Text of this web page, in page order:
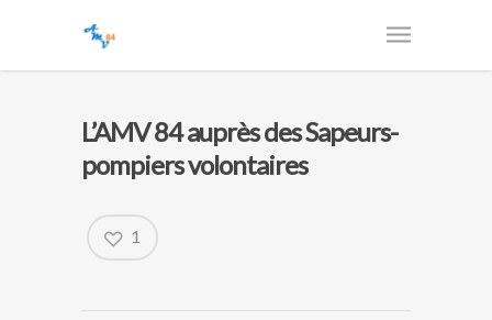
L’AMV 84 auprès des Sapeurs-
pompiers volontaires
1